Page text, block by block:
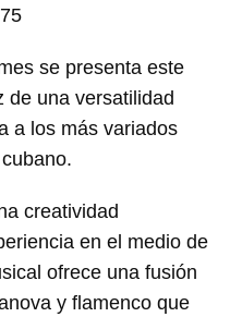
se presenta este
de una versatilidad
a los más variados
creatividad
en el medio de
ofrece una fusión
y flamenco que